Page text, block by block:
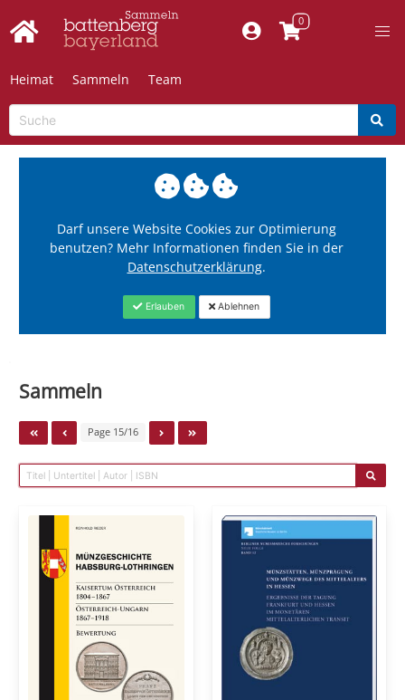
Heimat Sammeln Team
Darf unsere Website Cookies zur Optimierung
benutzen? Mehr Informationen finden Sie in der
Datenschutzerklärung.
Erlauben Ablehnen
Sammeln
Page 15/16